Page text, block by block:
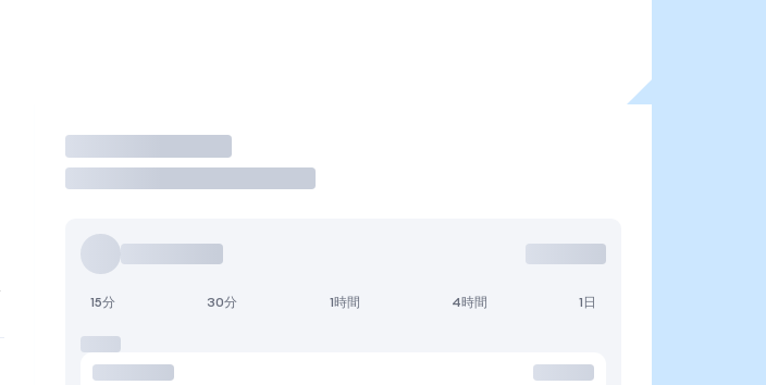
取引
15分 30分 1時間 4時間 1日